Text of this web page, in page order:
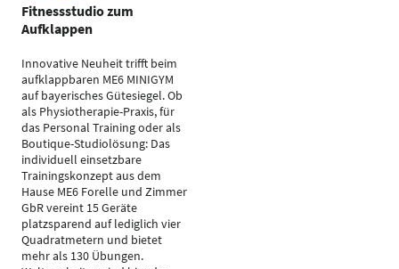
Fitnessstudio zum
Aufklappen
Innovative Neuheit trifft beim
aufklappbaren ME6 MINIGYM
auf bayerisches Gütesiegel. Ob
als Physiotherapie-Praxis, für
das Personal Training oder als
Boutique-Studiolösung: Das
individuell einsetzbare
Trainingskonzept aus dem
Hause ME6 Forelle und Zimmer
GbR vereint 15 Geräte
platzsparend auf lediglich vier
Quadratmetern und bietet
mehr als 130 Übungen.